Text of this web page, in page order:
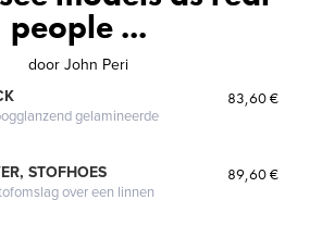
people ...
door John Peri
gelamineerde
83,60 €
STOFHOES
over een linnen
89,60 €